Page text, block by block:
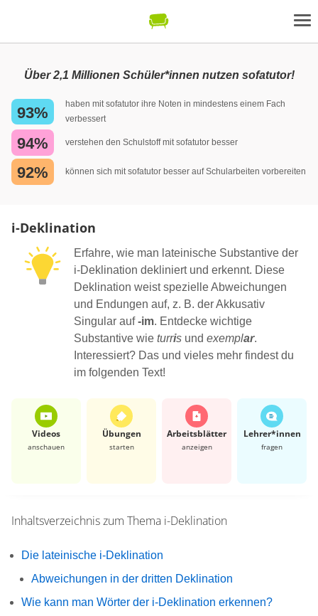
Über 2,1 Millionen Schüler*innen nutzen sofatutor!
93%
haben mit sofatutor ihre Noten in mindestens einem Fach
verbessert
94% verstehen den Schulstoff mit sofatutor besser
92% können sich mit sofatutor besser auf Schularbeiten vorbereiten
i-Deklination
Erfahre, wie man lateinische Substantive der
i-Deklination dekliniert und erkennt. Diese
Deklination weist spezielle Abweichungen
und Endungen auf, z. B. der Akkusativ
Singular auf-im. Entdecke wichtige
Substantive wie turris und exemplar.
Interessiert? Das und vieles mehr findest du
im folgenden Text!
Videos
anschauen
Übungen
starten
Arbeits­blätter
anzeigen
Lehrer*​innen
fragen
Inhaltsverzeichnis zum Thema i-Deklination
Die lateinische i-Deklination
Abweichungen in der dritten Deklination
Wie kann man Wörter der i-Deklination erkennen?